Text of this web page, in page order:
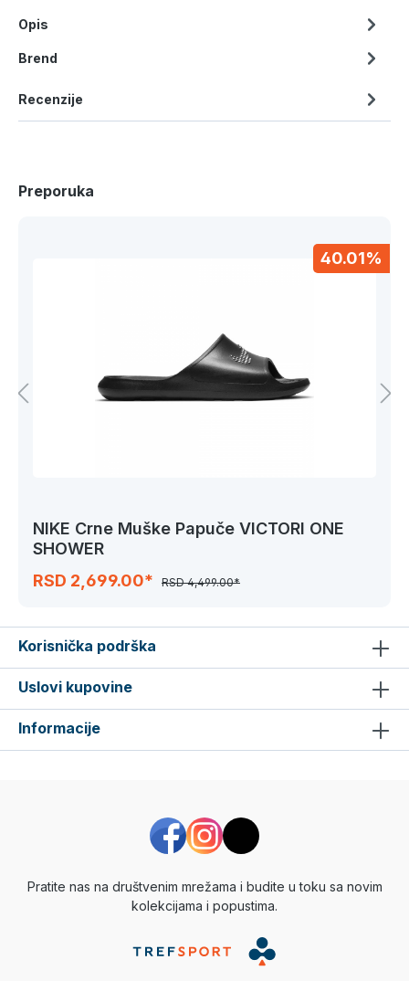
Opis
Brend
Recenzije
Preporuka
40.01%
NIKE Crne Muške Papuče VICTORI ONE
SHOWER
RSD 2,699.00*
RSD 4,499.00*
Korisnička podrška
Uslovi kupovine
Informacije
Pratite nas na društvenim mrežama i budite u toku sa novim
kolekcijama i popustima.